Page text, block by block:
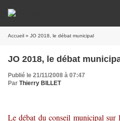
Accueil » JO 2018, le débat municipal
JO 2018, le débat
Publié le 21/11/2008 à 07:47
Par Thierry BILLET
Le débat du conseil municipal sur